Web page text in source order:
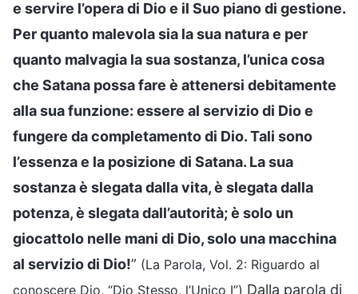
e servire l’opera di Dio e il Suo piano di gestione.
Per quanto malevola sia la sua natura e per
quanto malvagia la sua sostanza, l’unica cosa
che Satana possa fare è attenersi debitamente
alla sua funzione: essere al servizio di Dio e
fungere da completamento di Dio. Tali sono
l’essenza e la posizione di Satana. La sua
sostanza è slegata dalla vita, è slegata dalla
potenza, è slegata dall’autorità; è solo un
giocattolo nelle mani di Dio, solo una macchina
al servizio di Dio!” (La Parola, Vol. 2: Riguardo al
conoscere Dio, “Dio Stesso, l’Unico I”) Dalla parola di